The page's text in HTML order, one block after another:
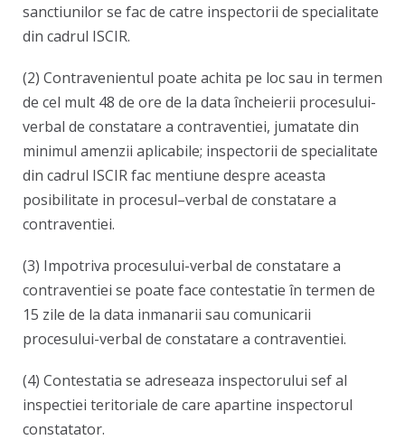
sanctiunilor se fac de catre inspectorii de specialitate
din cadrul ISCIR.
(2) Contravenientul poate achita pe loc sau in termen
de cel mult 48 de ore de la data încheierii procesului-
verbal de constatare a contraventiei, jumatate din
minimul amenzii aplicabile; inspectorii de specialitate
din cadrul ISCIR fac mentiune despre aceasta
posibilitate in procesul–verbal de constatare a
contraventiei.
(3) Impotriva procesului-verbal de constatare a
contraventiei se poate face contestatie în termen de
15 zile de la data inmanarii sau comunicarii
procesului-verbal de constatare a contraventiei.
(4) Contestatia se adreseaza inspectorului sef al
inspectiei teritoriale de care apartine inspectorul
constatator.